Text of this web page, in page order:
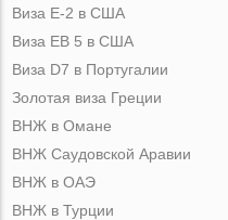
Виза Е-2 в США
Виза ЕВ 5 в США
Виза D7 в Португалии
Золотая виза Греции
ВНЖ в Омане
ВНЖ Саудовской Аравии
ВНЖ в ОАЭ
ВНЖ в Турции